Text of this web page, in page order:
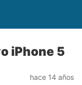
iPhone 5
hace 14 años